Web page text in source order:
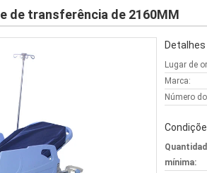
de Privacidade Casos
de transferência de 2160MM
Lugar de
Marca:
Número
mínima: